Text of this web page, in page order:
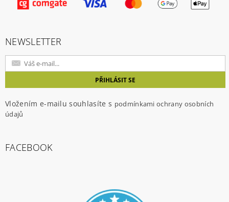
NEWSLETTER
Vložením e-mailu souhlasíte s podmínkami ochrany osobních
údajů
FACEBOOK